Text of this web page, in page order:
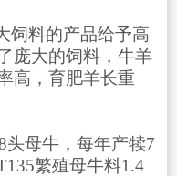
料的产品给予高
庞大的饲料，牛羊
高，育肥羊长重
母牛，每年产犊7
繁殖母牛料1.4